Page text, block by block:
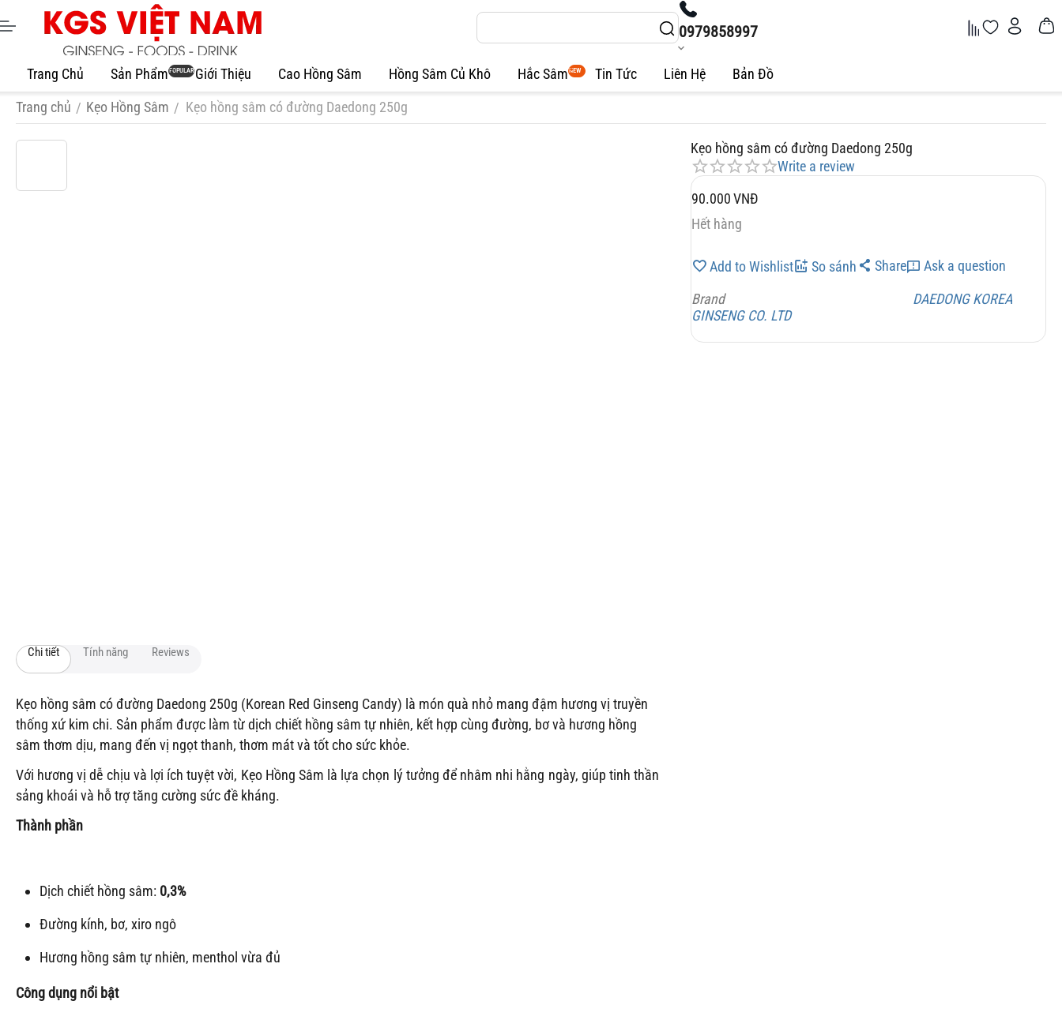
0979858997
Trang Chủ Sản Phẩm POPULAR Giới Thiệu Cao Hồng Sâm Hồng Sâm Củ Khô Hắc Sâm NEW Tin Tức Liên Hệ Bản Đồ
Trang chủ / Kẹo Hồng Sâm / Kẹo hồng sâm có đường Daedong 250g
Kẹo hồng sâm có đường Daedong 250g
Write a review
90.000VNĐ
Hết hàng
Add to Wishlist So sánh Share Ask a question
Brand
DAEDONG KOREA
GINSENG CO. LTD
Chi tiết Tính năng Reviews
Kẹo hồng sâm có đường Daedong 250g (Korean Red Ginseng Candy) là món quà nhỏ mang đậm hương vị truyền
thống xứ kim chi. Sản phẩm được làm từ dịch chiết hồng sâm tự nhiên, kết hợp cùng đường, bơ và hương hồng
sâm thơm dịu, mang đến vị ngọt thanh, thơm mát và tốt cho sức khỏe.
Với hương vị dễ chịu và lợi ích tuyệt vời, Kẹo Hồng Sâm là lựa chọn lý tưởng để nhâm nhi hằng ngày, giúp tinh thần
sảng khoái và hỗ trợ tăng cường sức đề kháng.
Thành phần
Dịch chiết hồng sâm: 0,3%
Đường kính, bơ, xiro ngô
Hương hồng sâm tự nhiên, menthol vừa đủ
Công dụng nổi bật